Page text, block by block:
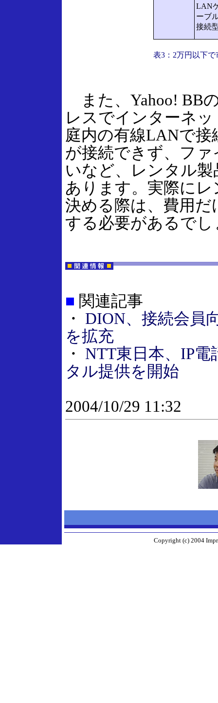
LAN
ーブ
接続
表3：2万円以下
また、Yahoo! BB
レスでインターネ
庭内の有線LANで
が接続できず、フ
いなど、レンタル
あります。実際に
決める際は、費用
する必要があるでし
■ 関連記事
・ DION、接続会員
を拡充
・ NTT東日本、IP
タル提供を開始
2004/10/29 11:32
Copyright (c) 2004